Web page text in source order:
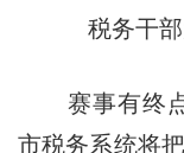
税务干
赛事有终点
市税务系统将